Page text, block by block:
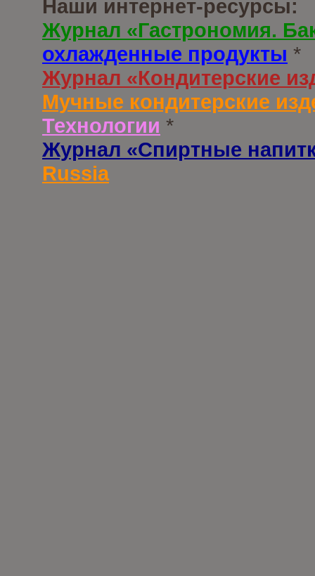
Наши интернет-ресурсы:
Журнал «Гастрономия.
охлажденные продукты *
Журнал «Кондитерские
Мучные кондитерские
Технологии *
Журнал «Спиртные
Russia